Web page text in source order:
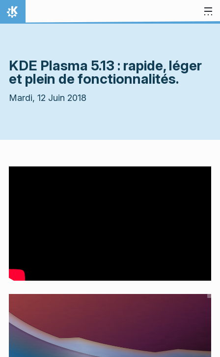
Aller directement au contenu
Accueil
KDE Plasma 5.13 : rapide, léger
et plein de fonctionnalités.
Mardi, 12 Juin 2018